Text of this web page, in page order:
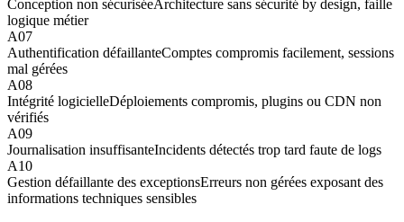
Conception non sécuriséeArchitecture sans sécurité by design, faille
logique métier
A07
Authentification défaillanteComptes compromis facilement, sessions
mal gérées
A08
Intégrité logicielleDéploiements compromis, plugins ou CDN non
vérifiés
A09
Journalisation insuffisanteIncidents détectés trop tard faute de logs
A10
Gestion défaillante des exceptionsErreurs non gérées exposant des
informations techniques sensibles